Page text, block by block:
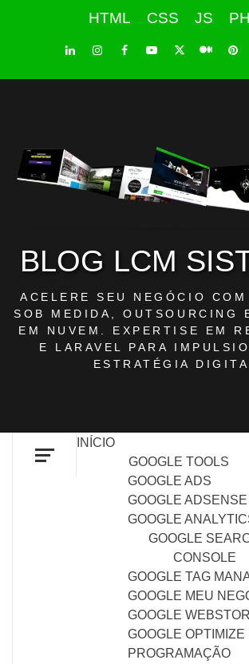
HTML CSS JS
LinkedInInstagramFacebookYoutube
X
BLOG LCM
ACELERE SEU NEGÓCIO COM
SOB MEDIDA, OUTSOURCING
EM NUVEM. EXPERTISE EM
E LARAVEL PARA
ESTRATÉGIA
INÍCIO
GOOGLE TOOLS
GOOGLE ADS
GOOGLE ADSENSE
GOOGLE
GOOGLE
CONSOLE
GOOGLE TAG
GOOGLE MEU
GOOGLE
GOOGLE OPTIMIZE
PROGRAMAÇÃO